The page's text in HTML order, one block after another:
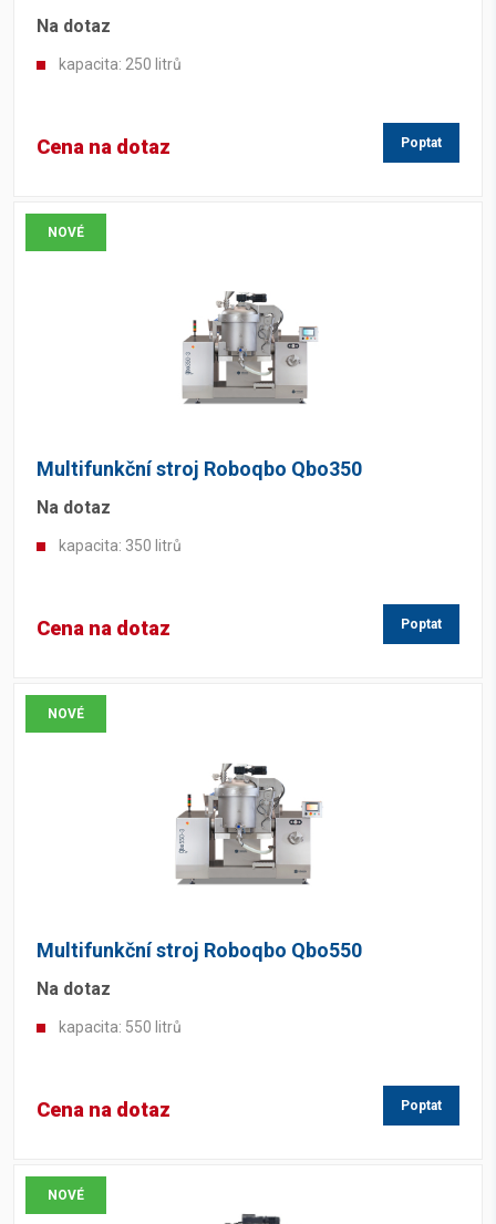
Na dotaz
kapacita: 250 litrů
Cena na dotaz Poptat
NOVÉ
Multifunkční stroj Roboqbo Qbo350
Na dotaz
kapacita: 350 litrů
Cena na dotaz Poptat
NOVÉ
Multifunkční stroj Roboqbo Qbo550
Na dotaz
kapacita: 550 litrů
Cena na dotaz Poptat
NOVÉ